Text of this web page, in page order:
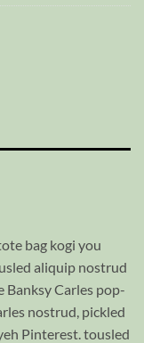
bag kogi you
aliquip nostrud
Carles pop-
nostrud, pickled
Pinterest. tousled